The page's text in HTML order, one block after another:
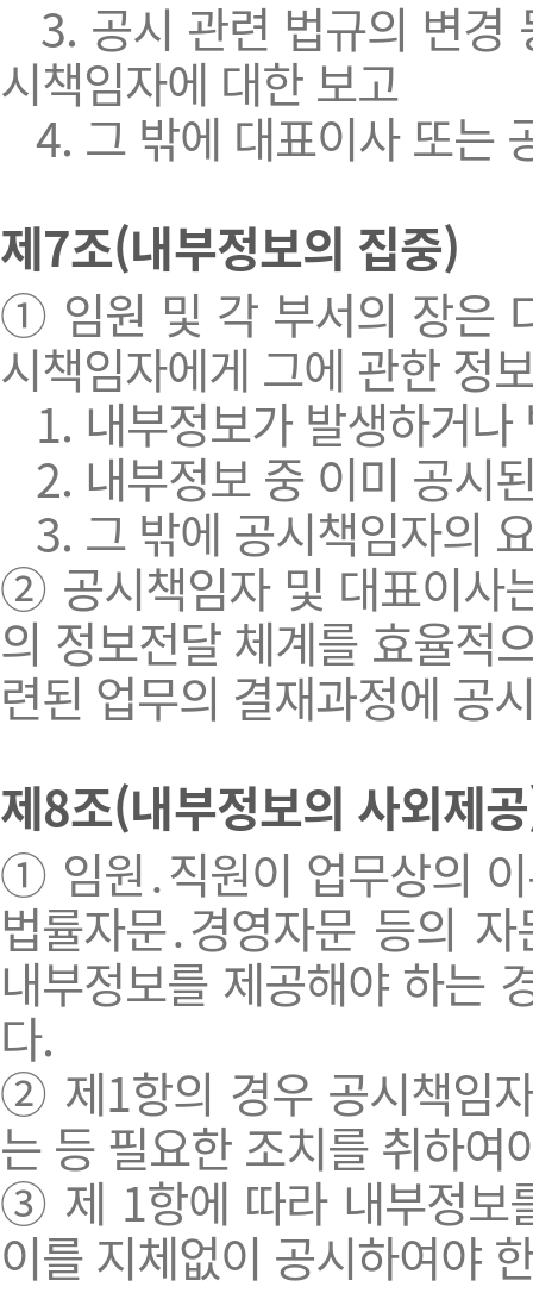
3. 공시 관련 법규의 변경
시책임자에 대한 보고
4. 그 밖에 대표이사 또는
제7조(내부정보의 집중)
① 임원 및 각 부서의 장은
시책임자에게 그에 관한 정
1. 내부정보가 발생하거
2. 내부정보 중 이미 공시
3. 그 밖에 공시책임자의
② 공시책임자 및 대표이사
의 정보전달 체계를 효율적
련된 업무의 결재과정에 공
제8조(내부정보의 사외제
① 임원․직원이 업무상의
법률자문․경영자문 등의
내부정보를 제공해야 하는
다.
② 제1항의 경우 공시책임
는 등 필요한 조치를 취하여
③ 제 1항에 따라 내부정보
이를 지체없이 공시하여야